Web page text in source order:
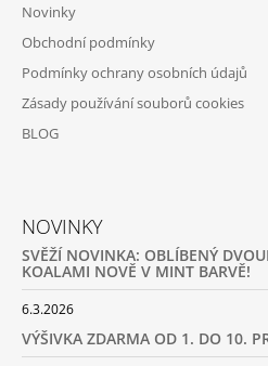
Novinky
Obchodní podmínky
Podmínky ochrany osobních údajů
Zásady používání souborů cookies
BLOG
NOVINKY
SVĚŽÍ NOVINKA: OBLÍBENÝ
KOALAMI NOVĚ V MINT BARVĚ!
6.3.2026
VÝŠIVKA ZDARMA OD 1. DO 10.